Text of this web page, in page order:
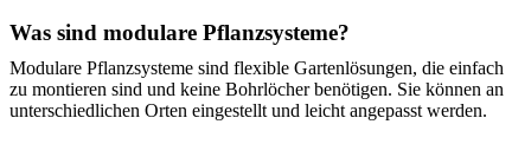
Was sind modulare Pflanzsysteme?
Modulare Pflanzsysteme sind flexible Gartenlösungen, die einfach
zu montieren sind und keine Bohrlöcher benötigen. Sie können an
unterschiedlichen Orten eingestellt und leicht angepasst werden.